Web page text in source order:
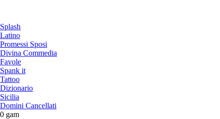
Splash
Latino
Promessi Sposi
Divina Commedia
Favole
Spank it
Tattoo
Dizionario
Sicilia
Domini Cancellati
0 gam